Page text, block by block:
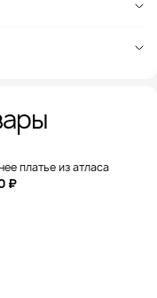
платье из атласа
₽